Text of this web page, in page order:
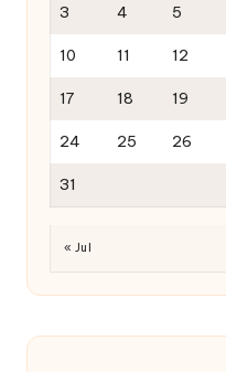
3 4 5
10 11 12
17 18 19
24 25 26
31
« Jul